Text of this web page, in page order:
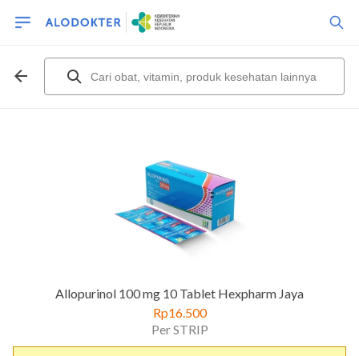
Allopurinol 100 mg 10 Tablet Hexpharm Jaya
Rp16.500
Per STRIP